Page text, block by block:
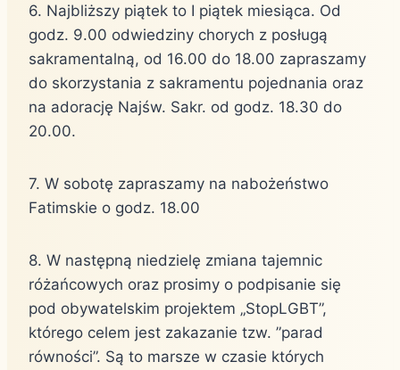
6. Najbliższy piątek to I piątek miesiąca. Od
godz. 9.00 odwiedziny chorych z posługą
sakramentalną, od 16.00 do 18.00 zapraszamy
do skorzystania z sakramentu pojednania oraz
na adorację Najśw. Sakr. od godz. 18.30 do
20.00.
7. W sobotę zapraszamy na nabożeństwo
Fatimskie o godz. 18.00
8. W następną niedzielę zmiana tajemnic
różańcowych oraz prosimy o podpisanie się
pod obywatelskim projektem „StopLGBT”,
którego celem jest zakazanie tzw. ”parad
równości”. Są to marsze w czasie których